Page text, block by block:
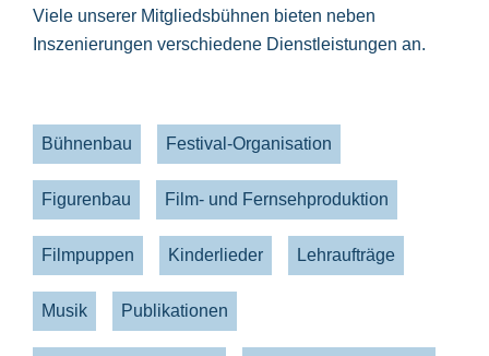
Viele unserer Mitgliedsbühnen bieten neben
Inszenierungen verschiedene Dienstleistungen an.
Bühnenbau Festival-Organisation
Figurenbau Film- und Fernsehproduktion
Filmpuppen Kinderlieder Lehraufträge
Musik Publikationen